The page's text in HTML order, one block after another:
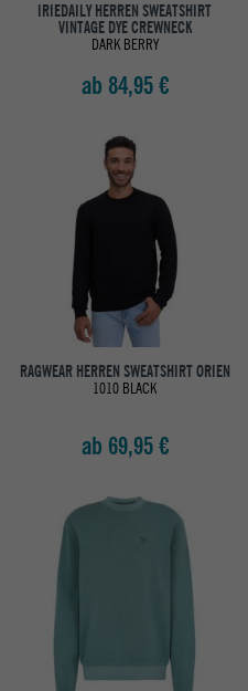
IRIEDAILY HERREN SWEATSHIRT
VINTAGE DYE CREWNECK
DARK BERRY
ab 84,95 €
RAGWEAR HERREN SWEATSHIRT ORIEN
1010 BLACK
ab 69,95 €